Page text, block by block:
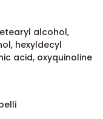
alcohol,
hexyldecyl
acid, oxyquinoline